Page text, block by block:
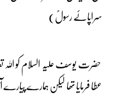
سراپائے رسولؐ)
حضرت یوسف علیہ السلام کو
عطا فرمایا تھا لیکن ہمارے پیارے